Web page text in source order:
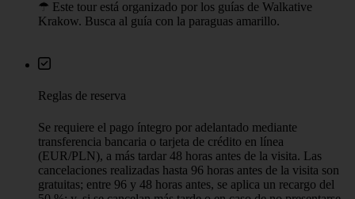
☂︎ Este tour está organizado por los guías de Walkative
Krakow. Busca al guía con la paraguas amarillo.
Reglas de reserva
Se requiere el pago íntegro por adelantado mediante
transferencia bancaria o tarjeta de crédito en línea
(EUR/PLN), a más tardar 48 horas antes de la visita. Las
cancelaciones realizadas hasta 96 horas antes de la visita son
gratuitas; entre 96 y 48 horas antes, se aplica un recargo del